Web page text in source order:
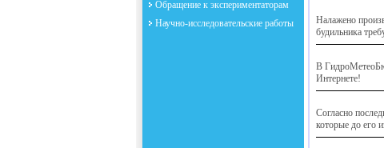
Обращение к экспериментаторам
Научно-исследовательские работы
Налажено
будильника
В
Интернете!
Согласно
которые до его